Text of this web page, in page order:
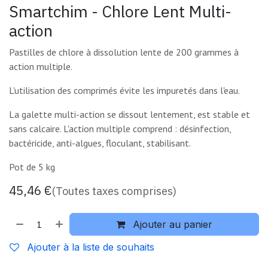
Smartchim - Chlore Lent Multi-
action
Pastilles de chlore à dissolution lente de 200 grammes à
action multiple.
L'utilisation des comprimés évite les impuretés dans l'eau.
La galette multi-action se dissout lentement, est stable et
sans calcaire. L'action multiple comprend : désinfection,
bactéricide, anti-algues, floculant, stabilisant.
Pot de 5 kg
45,46 €(Toutes taxes comprises)
Ajouter au panier
Ajouter à la liste de souhaits